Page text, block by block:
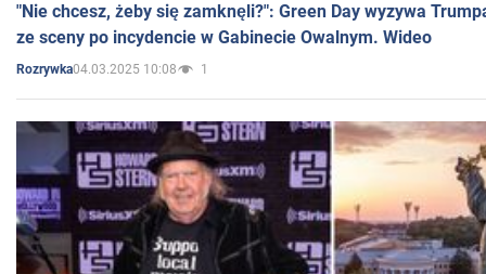
"Nie chcesz, żeby się zamknęli?": Green Day wyzywa
ze sceny po incydencie w Gabinecie Owalnym. Wideo
Rozrywka04.03.2025 10:08 1